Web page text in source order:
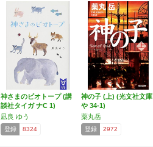
神さまのビオトープ (講
談社タイガ ナC 1)
凪良 ゆう
登録 8324
神の子 (上) (光文社文庫
や 34-1)
薬丸岳
登録 2972